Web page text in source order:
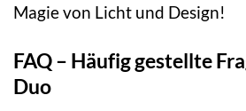
Magie von Licht und Design!
FAQ – Häufig gestellte
Duo